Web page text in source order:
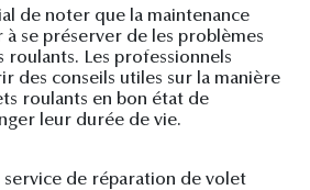
de noter que la maintenance
se préserver de les problèmes
roulants. Les professionnels
des conseils utiles sur la manière
roulants en bon état de
leur durée de vie.
service de réparation de volet